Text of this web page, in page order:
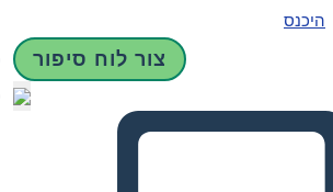
היכנס
צור לוח סיפור